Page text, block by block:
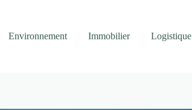
Environnement Immobilier Logistique